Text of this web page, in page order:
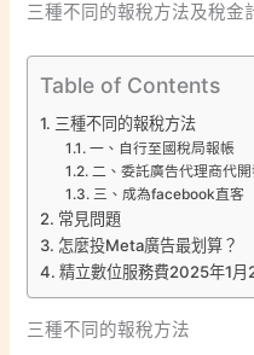
三種不同的報稅方法及稅金
Table of Contents
三種不同的報稅方法
一、自行至國稅局報帳
二、委託廣告代理商代
三、成為facebook直客
常見問題
怎麼投Meta廣告最划算？
精立數位服務費2025年1月
三種不同的報稅方法